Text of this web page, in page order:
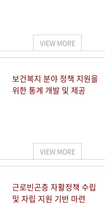
VIEW MORE
보건복지 분야 정책 지원을
위한 통계 개발 및 제공
VIEW MORE
근로빈곤층 자활정책 수립
및 자립 지원 기반 마련